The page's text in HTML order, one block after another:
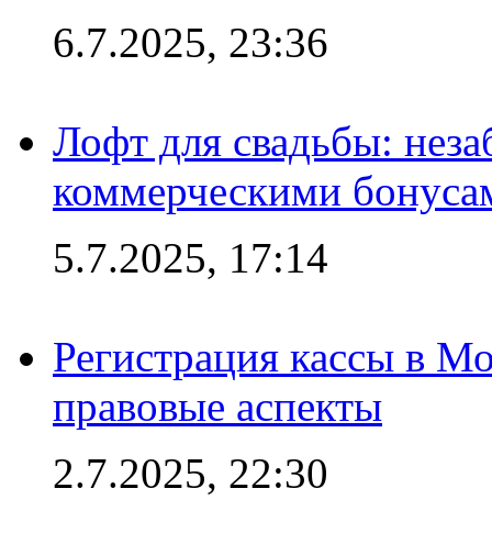
6.7.2025, 23:36
Лофт для свадьбы:
коммерческими
5.7.2025, 17:14
Регистрация кассы в
правовые аспекты
2.7.2025, 22:30